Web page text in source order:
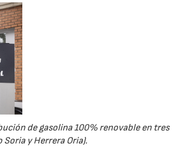
de gasolina 100% renovable en tres
y Herrera Oria).